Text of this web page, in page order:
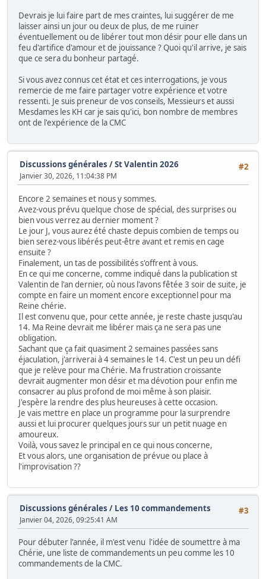
Devrais je lui faire part de mes craintes, lui suggérer de me
laisser ainsi un jour ou deux de plus, de me ruiner
éventuellement ou de libérer tout mon désir pour elle dans un
feu d'artifice d'amour et de jouissance ? Quoi qu'il arrive, je sais
que ce sera du bonheur partagé.
Si vous avez connus cet état et ces interrogations, je vous
remercie de me faire partager votre expérience et votre
ressenti. Je suis preneur de vos conseils, Messieurs et aussi
Mesdames les KH car je sais qu'ici, bon nombre de membres
ont de l'expérience de la CMC
#2
Discussions générales /St Valentin 2026
Janvier 30, 2026, 11:04:38 PM
Encore 2 semaines et nous y sommes.
Avez-vous prévu quelque chose de spécial, des surprises ou
bien vous verrez au dernier moment ?
Le jour J, vous aurez été chaste depuis combien de temps ou
bien serez-vous libérés peut-être avant et remis en cage
ensuite ?
Finalement, un tas de possibilités s'offrent à vous.
En ce qui me concerne, comme indiqué dans la publication st
Valentin de l'an dernier, où nous l'avons fêtée 3 soir de suite, je
compte en faire un moment encore exceptionnel pour ma
Reine chérie.
Il est convenu que, pour cette année, je reste chaste jusqu'au
14. Ma Reine devrait me libérer mais ça ne sera pas une
obligation.
Sachant que ça fait quasiment 2 semaines passées sans
éjaculation, j'arriverai à 4 semaines le 14. C'est un peu un défi
que je relève pour ma Chérie. Ma frustration croissante
devrait augmenter mon désir et ma dévotion pour enfin me
consacrer au plus profond de moi même à son plaisir.
J'espère la rendre des plus heureuses à cette occasion.
Je vais mettre en place un programme pour la surprendre
aussi et lui procurer quelques jours sur un petit nuage en
amoureux.
Voilà, vous savez le principal en ce qui nous concerne,
Et vous alors, une organisation de prévue ou place à
l'improvisation ??
#3
Discussions générales / Les 10 commandements
Janvier 04, 2026, 09:25:41 AM
Pour débuter l'année, il m'est venu l'idée de soumettre à ma
Chérie, une liste de commandements un peu comme les 10
commandements de la CMC.